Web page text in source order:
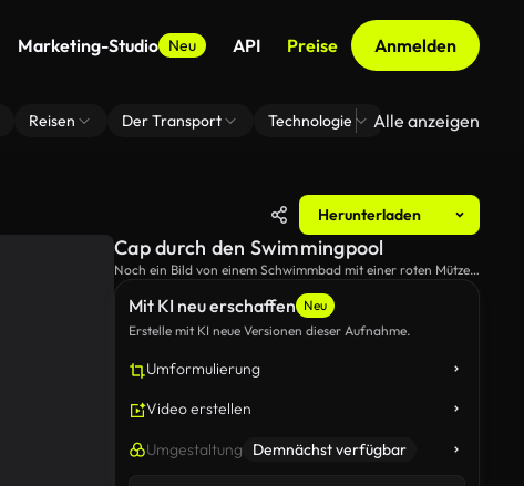
Marketing-Studio Neu API Preise Anmelden
Reisen Der Transport Technologie Zoom Virtuelle
Alle anzeigen
Herunterladen
Mit KI neu erschaffen Neu
Erstelle mit KI neue Versionen dieser Aufnahme.
Umformulierung
Video erstellen
Umgestaltung Demnächst verfügbar
Cap durch den Swimmingpool
Noch ein Bild von einem Schwimmbad mit einer roten Mütze